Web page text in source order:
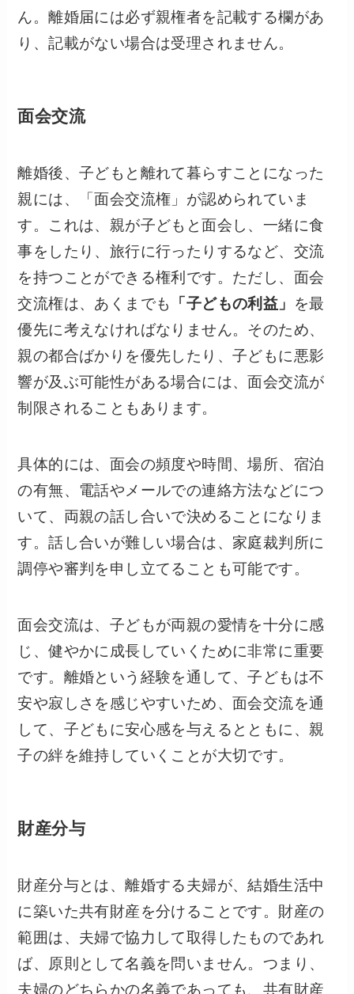
ん。離婚届には必ず親権者を記載する欄があ
り、記載がない場合は受理されません。
面会交流
離婚後、子どもと離れて暮らすことになった
親には、「面会交流権」が認められていま
す。これは、親が子どもと面会し、一緒に食
事をしたり、旅行に行ったりするなど、交流
を持つことができる権利です。ただし、面会
交流権は、あくまでも
「子どもの利益」
を最
優先に考えなければなりません。そのため、
親の都合ばかりを優先したり、子どもに悪影
響が及ぶ可能性がある場合には、面会交流が
制限されることもあります。
具体的には、面会の頻度や時間、場所、宿泊
の有無、電話やメールでの連絡方法などにつ
いて、両親の話し合いで決めることになりま
す。話し合いが難しい場合は、家庭裁判所に
調停や審判を申し立てることも可能です。
面会交流は、子どもが両親の愛情を十分に感
じ、健やかに成長していくために非常に重要
です。離婚という経験を通して、子どもは不
安や寂しさを感じやすいため、面会交流を通
して、子どもに安心感を与えるとともに、親
子の絆を維持していくことが大切です。
財産分与
財産分与とは、離婚する夫婦が、結婚生活中
に築いた共有財産を分けることです。財産の
範囲は、夫婦で協力して取得したものであれ
ば、原則として名義を問いません。つまり、
夫婦のどちらかの名義であっても、共有財産